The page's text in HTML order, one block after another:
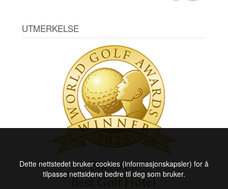
UTMERKELSE
Dette nettstedet bruker cookies (informasjonskapsler) for å
tilpasse nettsidene bedre til deg som bruker.